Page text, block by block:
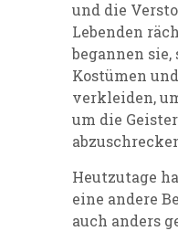
und die
Lebenden
begannen
Kostümen
verkleiden,
um die
Heutzutage
eine andere
auch anders